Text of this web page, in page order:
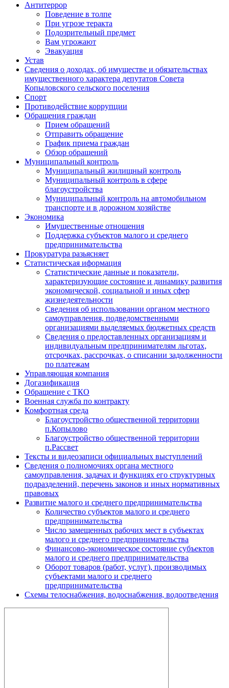
Антитеррор
Поведение в толпе
При угрозе теракта
Подозрительный предмет
Вам угрожают
Эвакуация
Устав
Сведения о доходах, об имуществе и обязательствах
имущественного характера депутатов Совета
Копыловского сельского поселения
Спорт
Противодействие коррупции
Обращения граждан
Прием обращений
Отправить обращение
График приема граждан
Обзор обращений
Муниципальный контроль
Муниципальный жилищный контроль
Муниципальный контроль в сфере
благоустройства
Муниципальный контроль на автомобильном
транспорте и в дорожном хозяйстве
Экономика
Имущественные отношения
Поддержка субъектов малого и среднего
предпринимательства
Прокуратура разьясняет
Статистическая иформация
Статистические данные и показатели,
характеризующие состояние и динамику развития
экономической, социальной и иных сфер
жизнедеятельности
Сведения об использовании органом местного
самоуправления, подведомственными
организациями выделяемых бюджетных средств
Сведения о предоставленных организациям и
индивидуальным предпринимателям льготах,
отсрочках, рассрочках, о списании задолженности
по платежам
Управляющая компания
Догазификация
Обращение с ТКО
Военная служба по контракту
Комфортная среда
Благоустройство общественной территории
п.Копылово
Благоустройство общественной территории
п.Рассвет
Тексты и видеозаписи официальных выступлений
Сведения о полномочиях органа местного
самоуправления, задачах и функциях его структурных
подразделений, перечень законов и иных нормативных
правовых
Развитие малого и среднего предпринимательства
Количество субъектов малого и среднего
предпринимательства
Число замещенных рабочих мест в субъектах
малого и среднего предпринимательства
Финансово-экономическое состояние субъектов
малого и среднего предпринимательства
Оборот товаров (работ, услуг), производимых
субъектами малого и среднего
предпринимательства
Схемы телоснабжения, водоснабжения, водоотведения